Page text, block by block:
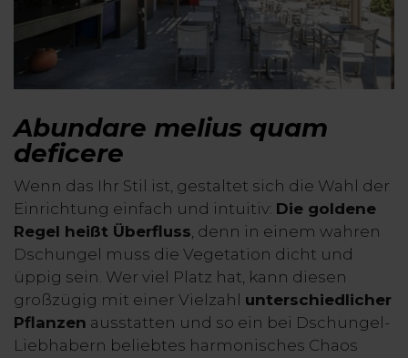
Abundare melius quam
deficere
Wenn das Ihr Stil ist, gestaltet sich die Wahl der
Einrichtung einfach und intuitiv: Die goldene
Regel heißt Überfluss, denn in einem wahren
Dschungel muss die Vegetation dicht und
üppig sein. Wer viel Platz hat, kann diesen
großzügig mit einer Vielzahl unterschiedlicher
Pflanzen ausstatten und so ein bei Dschungel-
Liebhabern beliebtes harmonisches Chaos